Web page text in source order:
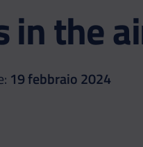
in the
19 febbraio 2024